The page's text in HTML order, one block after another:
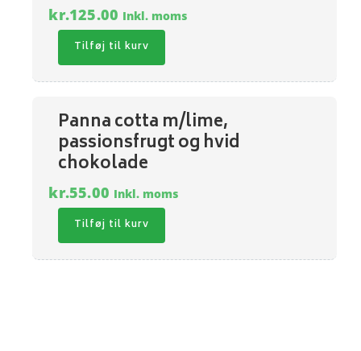
kr.125.00 Inkl. moms
Tilføj til kurv
Panna cotta m/lime,
passionsfrugt og hvid
chokolade
kr.55.00 Inkl. moms
Tilføj til kurv